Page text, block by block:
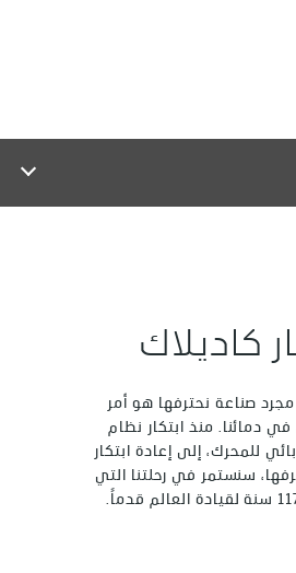
كاديلاك
مجرد صناعة نحترفها هو أمر
دمائنا. منذ ابتكار نظام
للمحرك، إلى إعادة ابتكار
سنستمر في رحلتنا التي